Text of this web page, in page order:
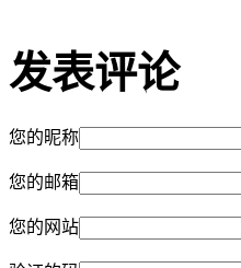
发表评论
您的昵称
您的邮箱
您的网站